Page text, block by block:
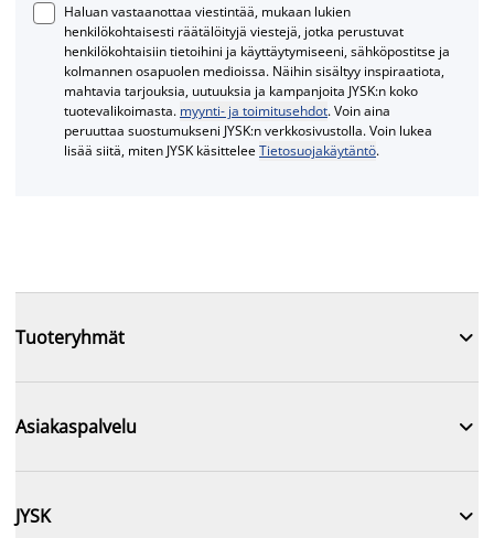
Haluan vastaanottaa viestintää, mukaan lukien
henkilökohtaisesti räätälöityjä viestejä, jotka perustuvat
henkilökohtaisiin tietoihini ja käyttäytymiseeni, sähköpostitse ja
kolmannen osapuolen medioissa. Näihin sisältyy inspiraatiota,
mahtavia tarjouksia, uutuuksia ja kampanjoita JYSK:n koko
tuotevalikoimasta. myynti- ja toimitusehdot. Voin aina
peruuttaa suostumukseni JYSK:n verkkosivustolla. Voin lukea
lisää siitä, miten JYSK käsitteleeTietosuojakäytäntö.
Tuoteryhmät 
Asiakaspalvelu 
JYSK 